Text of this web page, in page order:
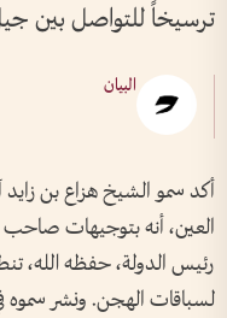
ترسيخاً للتواصل بين
البيان
أكد سمو الشيخ هزاع بن
العين، أنه بتوجيهات
رئيس الدولة، حفظه الله،
لسباقات الهجن. ونشر